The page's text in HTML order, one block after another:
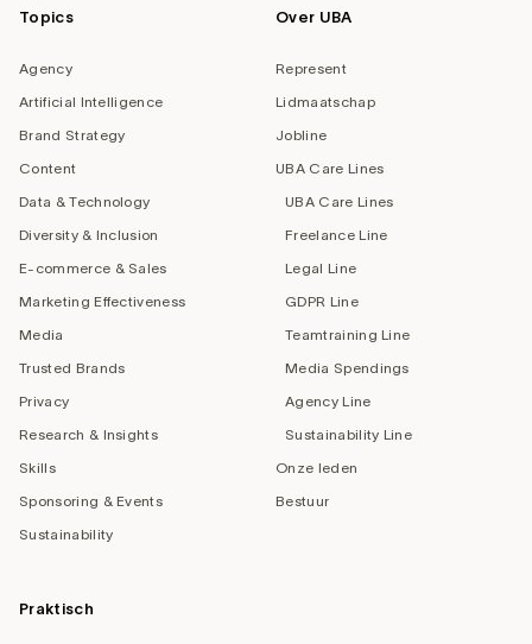
Topics
Agency
Artificial Intelligence
Brand Strategy
Content
Data & Technology
Diversity & Inclusion
E-commerce & Sales
Marketing Effectiveness
Media
Trusted Brands
Privacy
Research & Insights
Skills
Sponsoring & Events
Sustainability
Over UBA
Represent
Lidmaatschap
Jobline
UBA Care Lines
UBA Care Lines
Freelance Line
Legal Line
GDPR Line
Teamtraining Line
Media Spendings
Agency Line
Sustainability Line
Onze leden
Bestuur
Praktisch